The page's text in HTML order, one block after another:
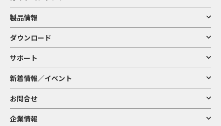
製品情報
ダウンロード
サポート
新着情報／イベント
お問合せ
企業情報